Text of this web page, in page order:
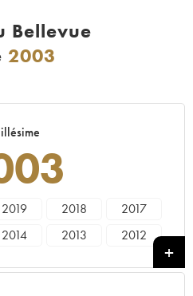
Bellevue
2003
2019 2018
2017
2014 2013
2012